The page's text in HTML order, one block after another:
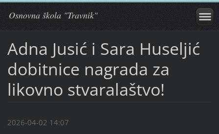
Osnovna škola "Travnik"
Adna Jusić i Sara Huseljić
dobitnice nagrada za
likovno stvaralaštvo!
2026-04-02 14:07